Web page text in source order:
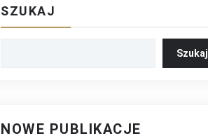
SZUKAJ
Szukaj
NOWE PUBLIKACJE